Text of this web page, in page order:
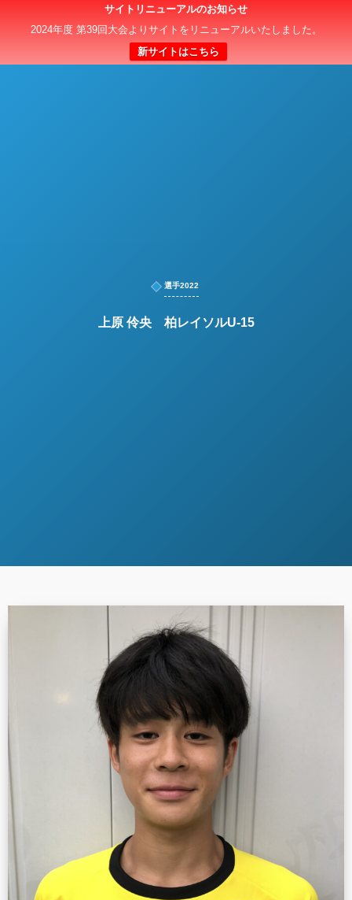
サイトリニューアルのお知らせ
2024年度 第39回大会よりサイトをリニューアルいたしました。
新サイトはこちら
日本クラブユースサッカー選手権（U-15）大会
選手2022
上原 伶央 柏レイソルU-15